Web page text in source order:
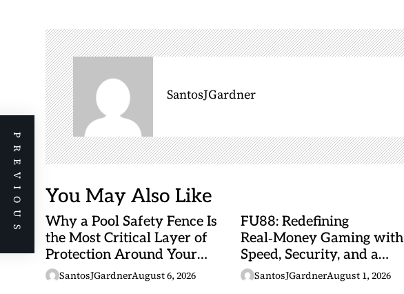
a
v
i
g
a
t
i
o
SantosJGardner
You May Also Like
Why a Pool Safety Fence Is
the Most Critical Layer of
Protection Around Your
Swimming Pool
SantosJGardnerAugust 6, 2026
FU88: Redefining
Real‑Money Gaming with
Speed, Security, and a
Malaysian Heartbeat
SantosJGardnerAugust 1, 2026
PREVIOUS